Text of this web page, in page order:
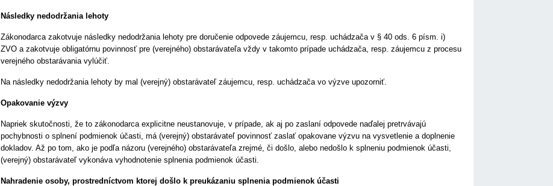
Následky nedodržania lehoty
Zákonodarca zakotvuje následky nedodržania lehoty pre doručenie odpovede záujemcu, resp. uchádzača v § 40 ods. 6 písm. i)
ZVO a zakotvuje obligatórnu povinnosť pre (verejného) obstarávateľa vždy v takomto prípade uchádzača, resp. záujemcu z procesu
verejného obstarávania vylúčiť.
Na následky nedodržania lehoty by mal (verejný) obstarávateľ záujemcu, resp. uchádzača vo výzve upozorniť.
Opakovanie výzvy
Napriek skutočnosti, že to zákonodarca explicitne neustanovuje, v prípade, ak aj po zaslaní odpovede naďalej pretrvávajú
pochybnosti o splnení podmienok účasti, má (verejný) obstarávateľ povinnosť zaslať opakovane výzvu na vysvetlenie a doplnenie
dokladov. Až po tom, ako je podľa názoru (verejného) obstarávateľa zrejmé, či došlo, alebo nedošlo k splneniu podmienok účasti,
(verejný) obstarávateľ vykonáva vyhodnotenie splnenia podmienok účasti.
Nahradenie osoby, prostredníctvom ktorej došlo k preukázaniu splnenia podmienok účasti